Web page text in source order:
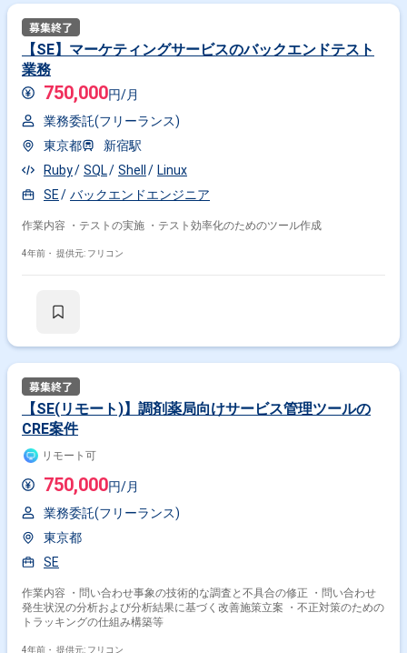
【SE】マーケティングサービスのバックエンドテスト
業務
750,000円/月
業務委託(フリーランス)
東京都
新宿駅
Ruby
SQL Shell
Linux
SE
バックエンドエンジニア
作業内容 ・テストの実施 ・テスト効率化のためのツール作成
4年前・ 提供元: フリコン
【SE(リモート)】調剤薬局向けサービス管理ツールの
CRE案件
リモート可
750,000円/月
業務委託(フリーランス)
東京都
SE
作業内容 ・問い合わせ事象の技術的な調査と不具合の修正 ・問い合わせ
発生状況の分析および分析結果に基づく改善施策立案 ・不正対策のための
トラッキングの仕組み構築等
4年前・ 提供元: フリコン